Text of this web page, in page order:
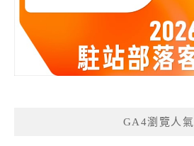
GA4瀏覽人氣